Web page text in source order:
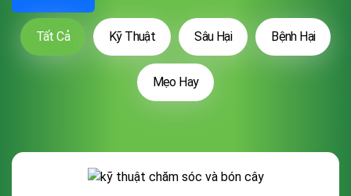
Tất Cả Kỹ Thuật Sâu Hại Bệnh Hại
Mẹo Hay